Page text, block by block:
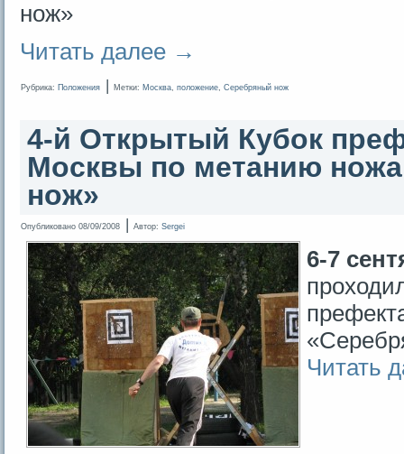
нож»
Читать далее →
Рубрика: Положения | Метки: Москва, положение, Серебряный нож
4-й Открытый Кубок
Москвы по метанию
нож»
Опубликовано 08/09/2008 | Автор: Sergei
6-7
Читать